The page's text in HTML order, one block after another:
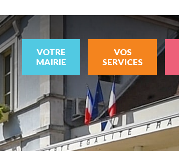
VOTRE
MAIRIE
VOS
SERVICES